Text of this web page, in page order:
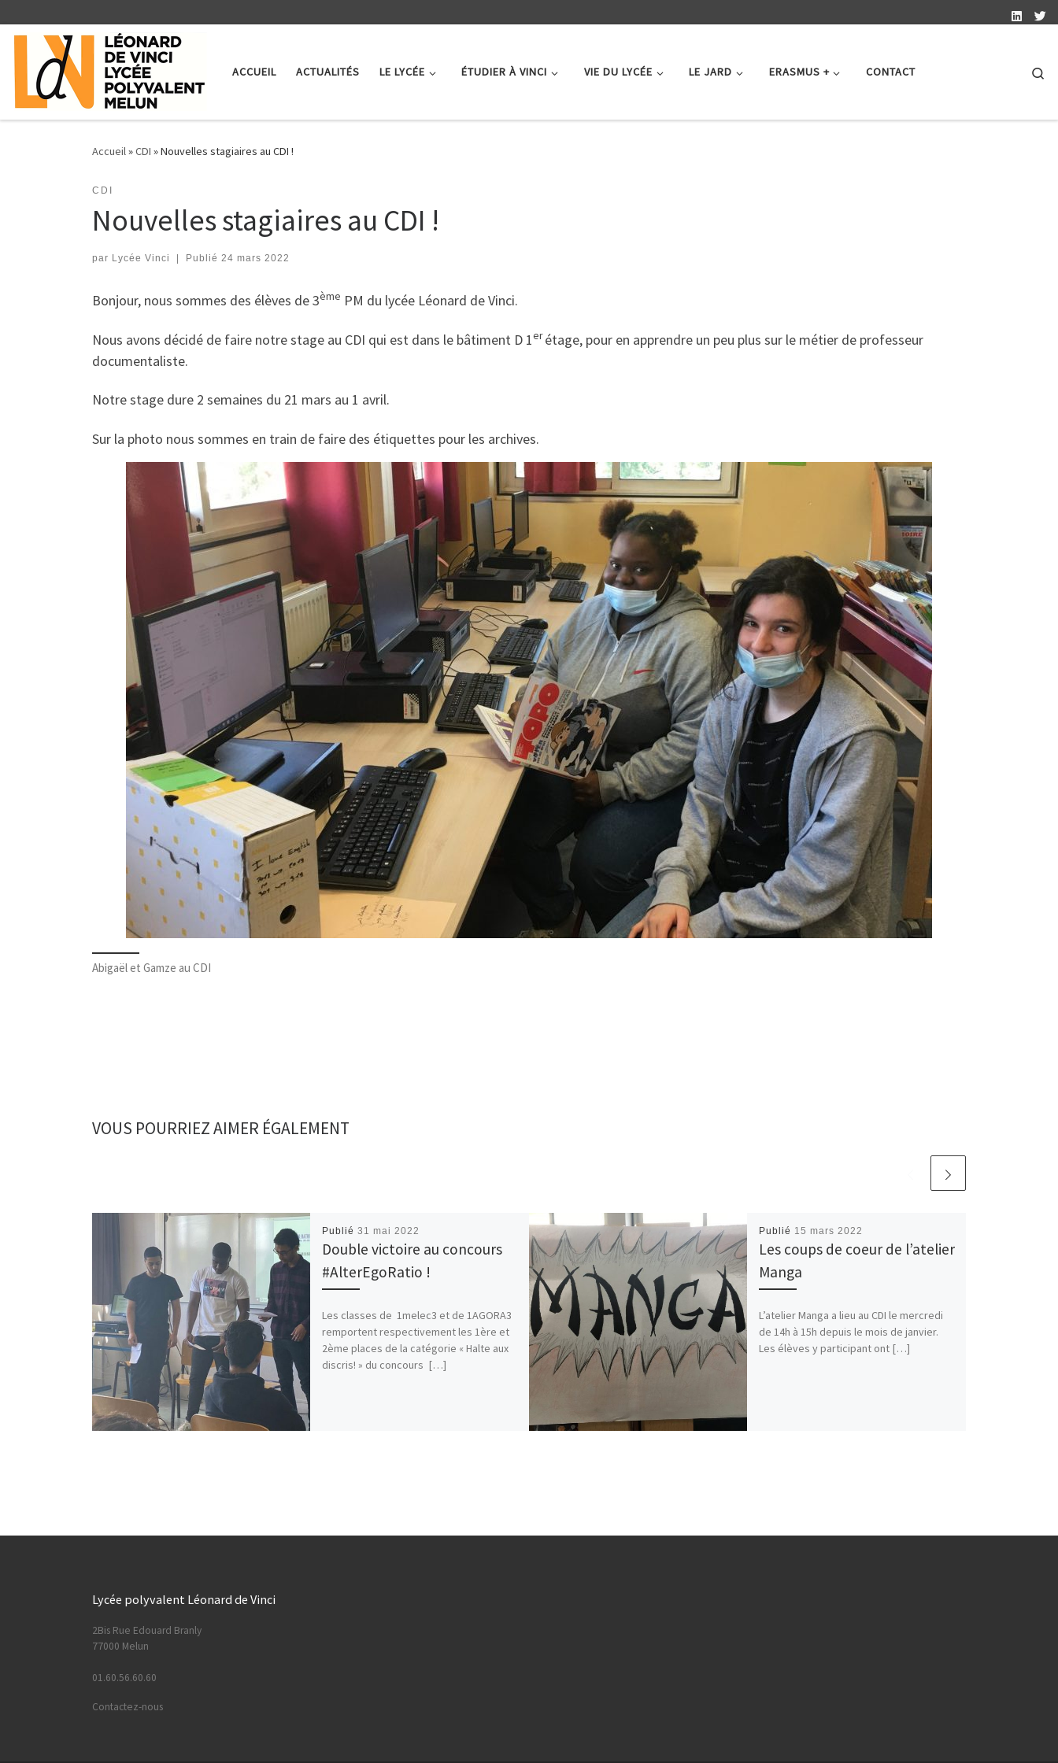
Skip to content
ACCUEIL ACTUALITÉS LE LYCÉE ÉTUDIER À VINCI VIE DU LYCÉE LE JARD ERASMUS + CONTACT
Accueil»CDI »Nouvelles stagiaires au CDI !
CDI
Nouvelles stagiaires au CDI !
par Lycée Vinci Publié 24 mars 2022
Bonjour, nous sommes des élèves de 3ème PM du lycée Léonard de Vinci.
Nous avons décidé de faire notre stage au CDI qui est dans le bâtiment D 1erétage, pour en apprendre un peu plus sur le métier de professeur
documentaliste.
Notre stage dure 2 semaines du 21 mars au 1 avril.
Sur la photo nous sommes en train de faire des étiquettes pour les archives.
Abigaël et Gamze au CDI
VOUS POURRIEZ AIMER ÉGALEMENT
Publié 31 mai 2022
Double victoire au concours
#AlterEgoRatio !
Les classes de 1melec3 et de 1AGORA3
remportent respectivement les 1ère et
2ème places de la catégorie « Halte aux
discris! » du concours […]
Publié 15 mars 2022
Les coups de coeur de l’atelier
Manga
L’atelier Manga a lieu au CDI le mercredi
de 14h à 15h depuis le mois de janvier.
Les élèves y participant ont […]
Lycée polyvalent Léonard de Vinci
2Bis Rue Edouard Branly
77000 Melun
01.60.56.60.60
Contactez-nous